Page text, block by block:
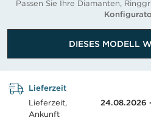
Passen Sie Ihre Diamanten,
DIESES MODELL
Lieferzeit
Lieferzeit,
Ankunft
24.08.2026